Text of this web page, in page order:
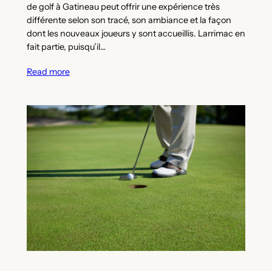
de golf à Gatineau peut offrir une expérience très
différente selon son tracé, son ambiance et la façon
dont les nouveaux joueurs y sont accueillis. Larrimac en
fait partie, puisqu’il…
Read more